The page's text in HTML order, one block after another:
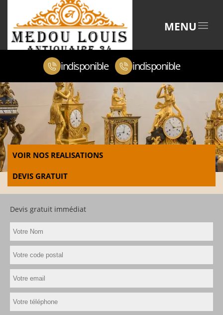
MENU
indisponible indisponible
VOIR NOS REALISATIONS
DEVIS GRATUIT
Devis gratuit immédiat